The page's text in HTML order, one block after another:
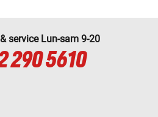
service Lun-sam 9-20
290 5610